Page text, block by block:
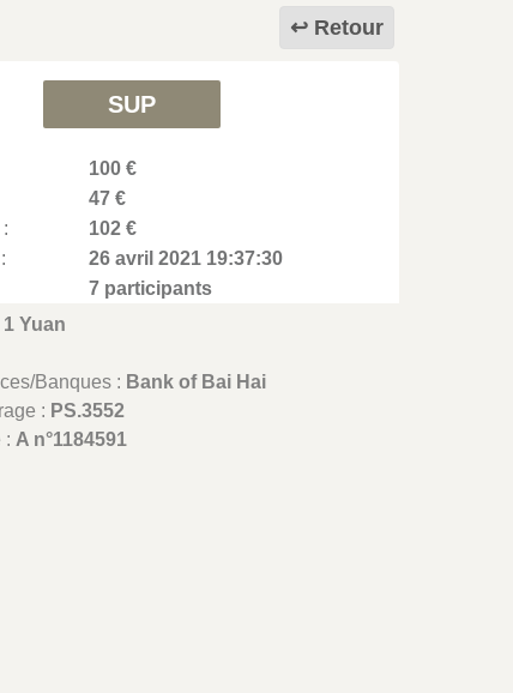
Retour
SUP
100 €
47 €
102 €
26 avril 2021 19:37:30
7 participants
1 Yuan
Banques : Bank of Bai Hai
: PS.3552
: A n°1184591